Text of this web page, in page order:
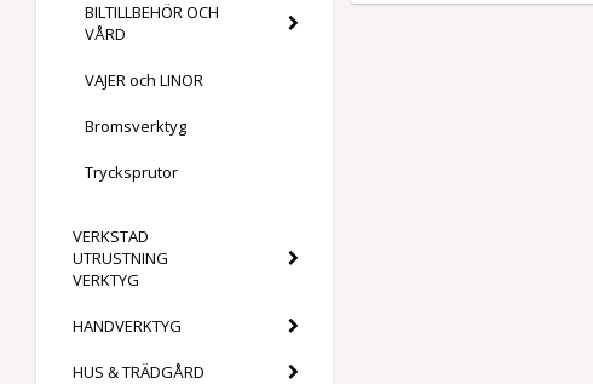
BILTILLBEHÖR OCH
VÅRD
VAJER och LINOR
Bromsverktyg
Trycksprutor
VERKSTAD
UTRUSTNING
VERKTYG
HANDVERKTYG
HUS & TRÄDGÅRD